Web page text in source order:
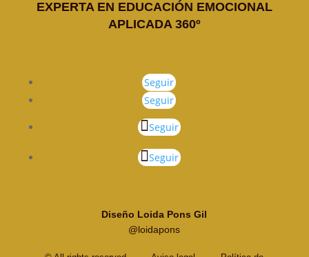
EXPERTA EN EDUCACIÓN EMOCIONAL
APLICADA 360º
Seguir
Seguir
Seguir
Seguir
Diseño Loida Pons Gil
@loidapons